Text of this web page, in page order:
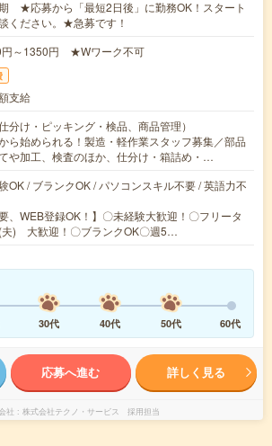
★応募から「最短2日後」に勤務OK！スタート
ください。★急募です！
円～1350円 ★Wワーク不可
支給
分け・ピッキング・検品、商品管理）
ら始められる！製造・軽作業スタッフ募集／部品
や加工、検査のほか、仕分け・箱詰め・…
OK / ブランクOK / パソコンスキル不要 / 英語力不
、WEB登録OK！】〇未経験大歓迎！〇フリータ
夫) 大歓迎！〇ブランクOK〇週5…
30代 40代 50代 60代
応募へ進む 詳しく見る
社 株式会社テクノ・サービス 採用担当